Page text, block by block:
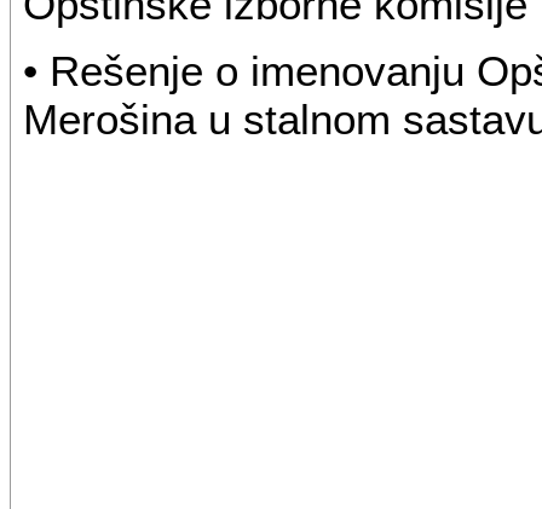
• Rešenje o imenovanju
Merošina u stalnom